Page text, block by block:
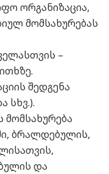
ორგანიზაცია,
მომსახურებას
–
შედგენა
სხვ.).
ბრალდებულის,
და